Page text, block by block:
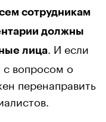
сотрудникам
должны
лица
. И если
с вопросом о
перенаправить